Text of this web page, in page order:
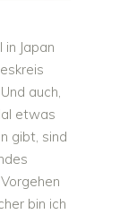
Japan
auch,
etwas
gibt, sind
bin ich